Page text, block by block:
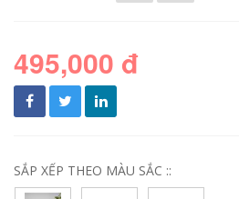
495,000 đ
SẮP XẾP THEO MÀU SẮC ::